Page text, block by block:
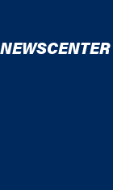
NEWSCENTER